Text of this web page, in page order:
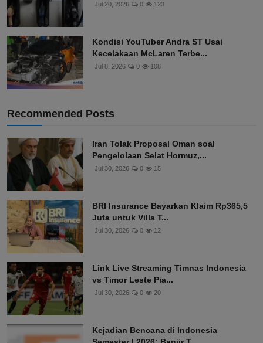
Jul 20, 2026 0 123
Kondisi YouTuber Andra ST Usai
Kecelakaan McLaren Terbe...
Jul 8, 2026 0 108
Recommended Posts
Iran Tolak Proposal Oman soal
Pengelolaan Selat Hormuz,...
Jul 30, 2026 0 15
BRI Insurance Bayarkan Klaim Rp365,5
Juta untuk Villa T...
Jul 30, 2026 0 12
Link Live Streaming Timnas Indonesia
vs Timor Leste Pia...
Jul 30, 2026 0 20
Kejadian Bencana di Indonesia